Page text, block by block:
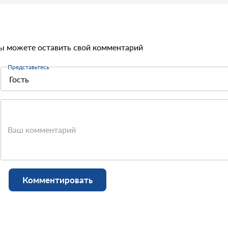
можете оставить свой комментарий
Представьтесь
Ваш комментарий
Комментировать